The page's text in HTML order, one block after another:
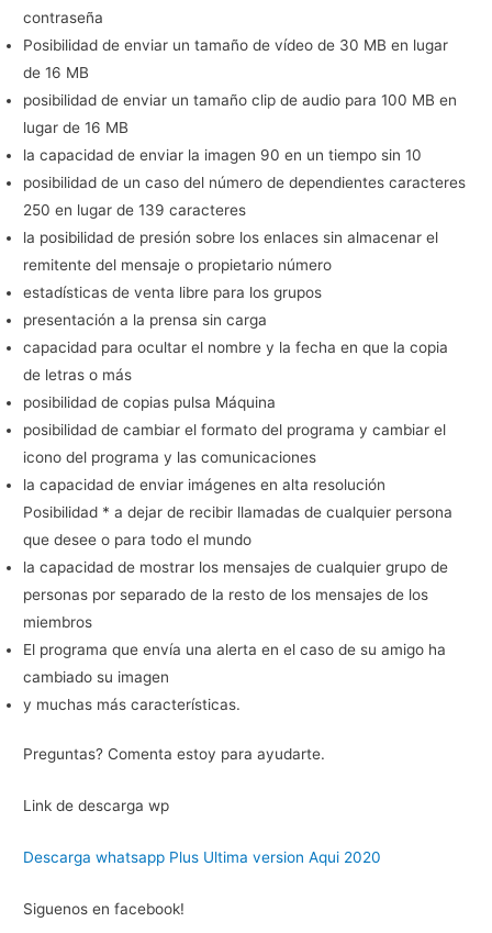
contraseña
Posibilidad de enviar un tamaño de vídeo de 30 MB en lugar
de 16 MB
posibilidad de enviar un tamaño clip de audio para 100 MB en
lugar de 16 MB
la capacidad de enviar la imagen 90 en un tiempo sin 10
posibilidad de un caso del número de dependientes caracteres
250 en lugar de 139 caracteres
la posibilidad de presión sobre los enlaces sin almacenar el
remitente del mensaje o propietario número
estadísticas de venta libre para los grupos
presentación a la prensa sin carga
capacidad para ocultar el nombre y la fecha en que la copia
de letras o más
posibilidad de copias pulsa Máquina
posibilidad de cambiar el formato del programa y cambiar el
icono del programa y las comunicaciones
la capacidad de enviar imágenes en alta resolución
Posibilidad * a dejar de recibir llamadas de cualquier persona
que desee o para todo el mundo
la capacidad de mostrar los mensajes de cualquier grupo de
personas por separado de la resto de los mensajes de los
miembros
El programa que envía una alerta en el caso de su amigo ha
cambiado su imagen
y muchas más características.
Preguntas? Comenta estoy para ayudarte.
Link de descarga wp
Descarga whatsapp Plus Ultima version Aqui 2020
Siguenos en facebook!